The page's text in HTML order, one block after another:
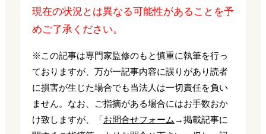
現在の状況とは異なる可能性があることを予
めご了承ください。
※この記事は専門家監修のもと慎重に執筆を行っ
ておりますが、万が一記事内容に誤りがあり読者
に損害が生じた場合でも当法人は一切責任を負い
ません。なお、ご指摘がある場合にはお手数おか
け致しますが、「お問合せフォーム →掲載記事に